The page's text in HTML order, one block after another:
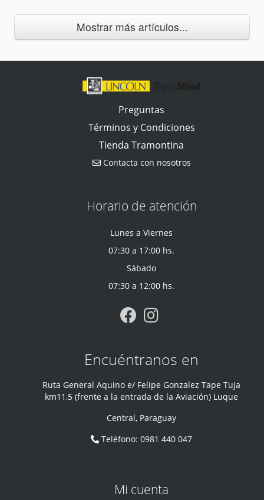
Mostrar más artículos...
Preguntas
Términos y Condiciones
Tienda Tramontina
Contacta con nosotros
Horario de atención
Lunes a Viernes
07:30 a 17:00 hs.
Sábado
07:30 a 12:00 hs.
Encuéntranos en
Ruta General Aquino e/ Felipe Gonzalez Tape Tuja
km11,5 (frente a la entrada de la Aviación) Luque
Central, Paraguay
Teléfono:0981 440 047
Mi cuenta